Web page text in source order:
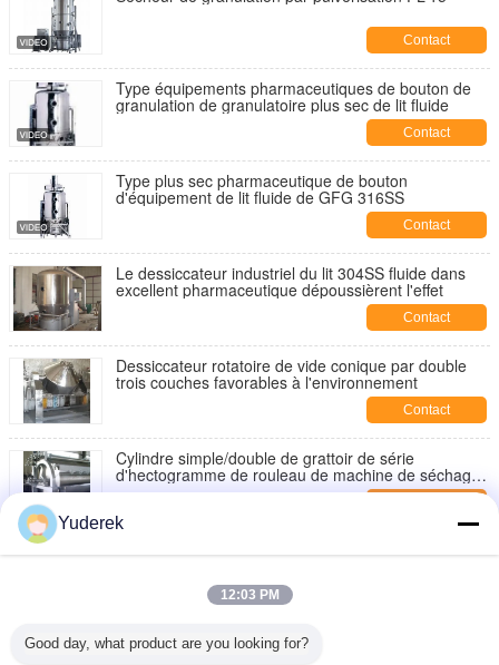
Contact
Type équipements pharmaceutiques de bouton de
granulation de granulatoire plus sec de lit fluide
Contact
Type plus sec pharmaceutique de bouton
d'équipement de lit fluide de GFG 316SS
Contact
Le dessiccateur industriel du lit 304SS fluide dans
excellent pharmaceutique dépoussièrent l'effet
Contact
Dessiccateur rotatoire de vide conique par double
trois couches favorables à l'environnement
Contact
Cylindre simple/double de grattoir de série
d'hectogramme de rouleau de machine de séchage
rotatoire
TG-φ1.5×1.8 type dessiccateur de grattoir de
Affichage rotatoire d'affichage à cristaux liquides de
Yuderek
12:03 PM
Good day, what product are you looking for?